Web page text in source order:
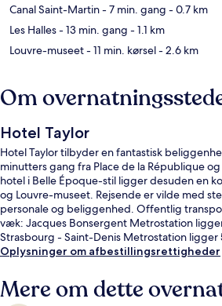
Canal Saint-Martin- 7 min. gang - 0.7 km
Les Halles- 13 min. gang - 1.1 km
Louvre-museet- 11 min. kørsel- 2.6 km
Om
Hotel Taylor
Hotel Taylor tilbyder en fantastisk
minutters gang fra Place de la République
hotel i Belle Époque-stil ligger desuden en
og Louvre-museet. Rejsende er vilde med
personale og beliggenhed. Offentlig
væk: Jacques Bonsergent Metrostation
Strasbourg - Saint-Denis Metrostation
Oplysninger om afbestillingsrettigheder
Mere om dette